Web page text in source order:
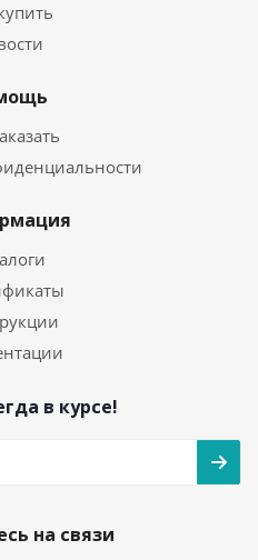
в курсе!
на связи